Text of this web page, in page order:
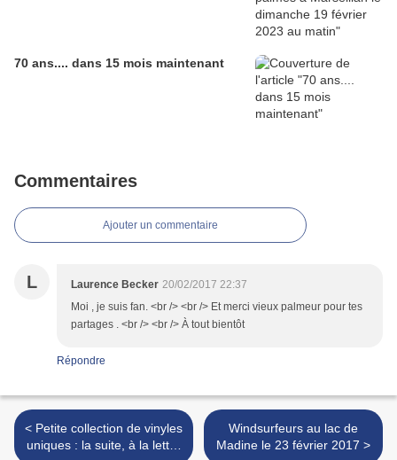
70 ans.... dans 15 mois maintenant
Commentaires
Ajouter un commentaire
L Laurence Becker 20/02/2017 22:37
Moi , je suis fan. <br /> <br /> Et merci vieux palmeur pour tes
partages . <br /> <br /> À tout bientôt
Répondre
< Petite collection de vinyles
uniques : la suite, à la lettre
Windsurfeurs au lac de
Madine le 23 février 2017 >